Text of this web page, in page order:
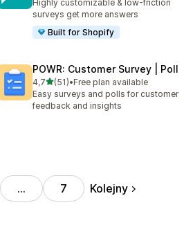
Highly customizable & low-friction
surveys get more answers
Built for Shopify
POWR: Customer Survey | Poll
4,7na 5 gwiazdek
(51)
Łączna liczba recenzji: 51
•Free plan available
Easy surveys and polls for customer
feedback and insights
… 7 Kolejny